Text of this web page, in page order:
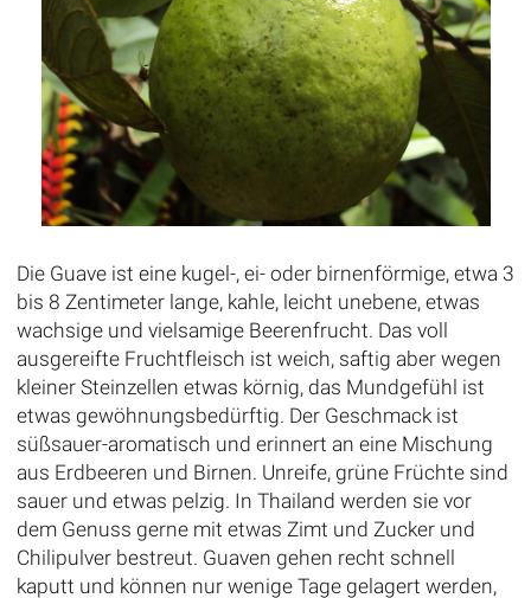
Die Guave ist eine kugel-, ei- oder birnenförmige, etwa 3
bis 8 Zentimeter lange, kahle, leicht unebene, etwas
wachsige und vielsamige Beerenfrucht. Das voll
ausgereifte Fruchtfleisch ist weich, saftig aber wegen
kleiner Steinzellen etwas körnig, das Mundgefühl ist
etwas gewöhnungsbedürftig. Der Geschmack ist
süßsauer-aromatisch und erinnert an eine Mischung
aus Erdbeeren und Birnen. Unreife, grüne Früchte sind
sauer und etwas pelzig. In Thailand werden sie vor
dem Genuss gerne mit etwas Zimt und Zucker und
Chilipulver bestreut. Guaven gehen recht schnell
kaputt und können nur wenige Tage gelagert werden,